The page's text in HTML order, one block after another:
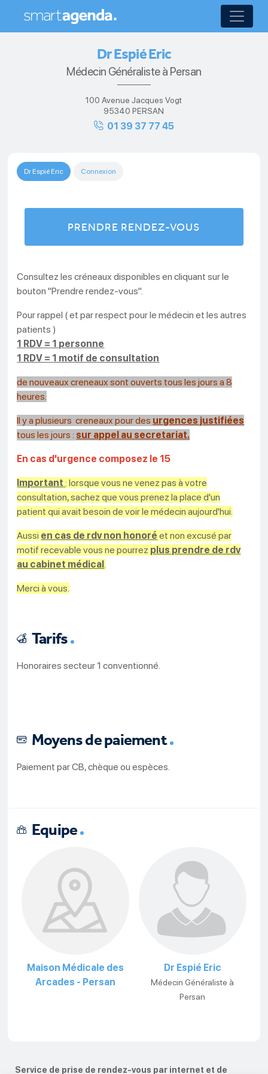
Dr Espié Eric
Médecin Généraliste à Persan
100 Avenue Jacques Vogt
95340 PERSAN
01 39 37 77 45
Dr Espié Eric Connexion
PRENDRE RENDEZ-VOUS
Consultez les créneaux disponibles en cliquant sur le
bouton "Prendre rendez-vous".
Pour rappel ( et par respect pour le médecin et les autres
patients )
1 RDV = 1 personne
1 RDV = 1 motif de consultation
de nouveaux creneaux sont ouverts tous les jours a 8
heures.
Il y a plusieurs creneaux pour des urgences justifiées
tous les jours : sur appel au secretariat.
En cas d'urgence composez le 15
Important : lorsque vous ne venez pas à votre
consultation, sachez que vous prenez la place d'un
patient qui avait besoin de voir le médecin aujourd'hui.
Aussi en cas de rdv non honoré et non excusé par
motif recevable vous ne pourrez plus prendre de rdv
au cabinet médical.
Merci à vous.
Tarifs
Honoraires secteur 1 conventionné.
Moyens de paiement
Paiement par CB, chèque ou espèces.
Equipe
Maison Médicale des
Arcades - Persan
Dr Espié Eric
Médecin Généraliste à
Persan
Service de prise de rendez-vous par internet et de